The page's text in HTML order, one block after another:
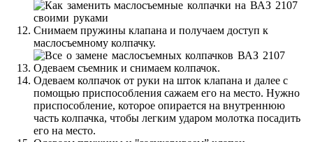
Снимаем пружины клапана и получаем доступ к
маслосъемному колпачку.
Одеваем съемник и снимаем колпачок.
Одеваем колпачок от руки на шток клапана и далее с
помощью приспособления сажаем его на место. Нужно
приспособление, которое опирается на внутреннюю
часть колпачка, чтобы легким ударом молотка посадить
его на место.